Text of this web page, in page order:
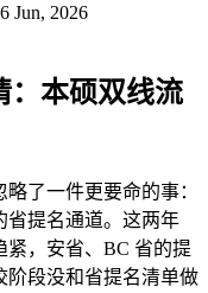
Jun, 2026
：本硕双线流
了一件更要命的事：
省提名通道。这两年
紧，安省、BC 省的提
阶段没和省提名清单做